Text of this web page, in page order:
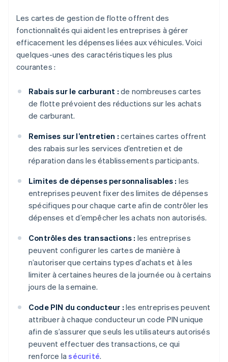
Les cartes de gestion de flotte offrent des
fonctionnalités qui aident les entreprises à gérer
efficacement les dépenses liées aux véhicules. Voici
quelques-unes des caractéristiques les plus
courantes :
Rabais sur le carburant : de nombreuses cartes
de flotte prévoient des réductions sur les achats
de carburant.
Remises sur l’entretien : certaines cartes offrent
des rabais sur les services d’entretien et de
réparation dans les établissements participants.
Limites de dépenses personnalisables : les
entreprises peuvent fixer des limites de dépenses
spécifiques pour chaque carte afin de contrôler les
dépenses et d’empêcher les achats non autorisés.
Contrôles des transactions : les entreprises
peuvent configurer les cartes de manière à
n’autoriser que certains types d’achats et à les
limiter à certaines heures de la journée ou à certains
jours de la semaine.
Code PIN du conducteur : les entreprises peuvent
attribuer à chaque conducteur un code PIN unique
afin de s’assurer que seuls les utilisateurs autorisés
peuvent effectuer des transactions, ce qui
renforce lasécurité.